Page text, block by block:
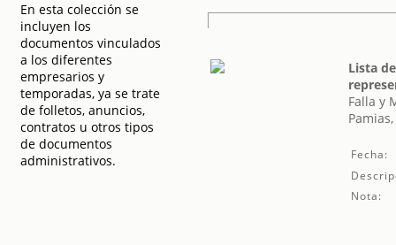
En esta colección se
incluyen los
documentos vinculados
a los diferentes
empresarios y
temporadas, ya se trate
de folletos, anuncios,
contratos u otros tipos
de documentos
administrativos.
Lista
Falla y
Fecha:
Nota: